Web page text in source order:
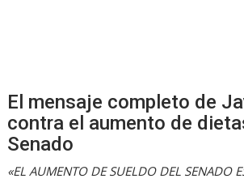
El mensaje completo de
contra el aumento de
Senado
«EL AUMENTO DE SUELDO DEL SENADO